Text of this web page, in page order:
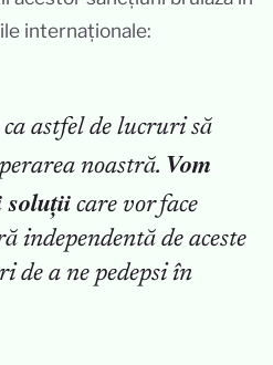
internaționale:
astfel de lucruri să
noastră. Vom
soluțiicare vor face
independentă de aceste
de a ne pedepsi în